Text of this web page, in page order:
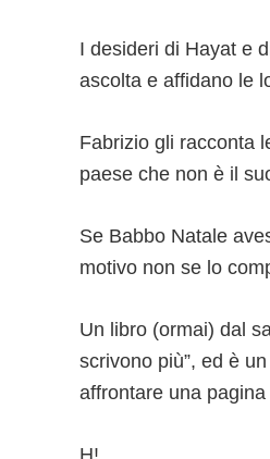
I desideri di Hayat e
ascolta e affidano le
Fabrizio gli racconta
paese che non è il
Se Babbo Natale
motivo non se lo
Un libro (ormai) dal
scrivono più”, ed è
affrontare una